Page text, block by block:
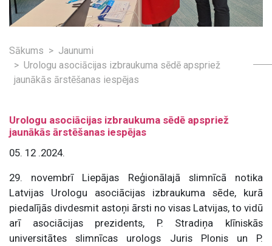
Sākums
Jaunumi
Urologu asociācijas izbraukuma sēdē apspriež
jaunākās ārstēšanas iespējas
Urologu asociācijas izbraukuma sēdē apspriež
jaunākās ārstēšanas iespējas
05. 12 .2024.
29. novembrī Liepājas Reģionālajā slimnīcā notika
Latvijas Urologu asociācijas izbraukuma sēde, kurā
piedalījās divdesmit astoņi ārsti no visas Latvijas, to vidū
arī asociācijas prezidents, P. Stradiņa klīniskās
universitātes slimnīcas urologs Juris Plonis un P.